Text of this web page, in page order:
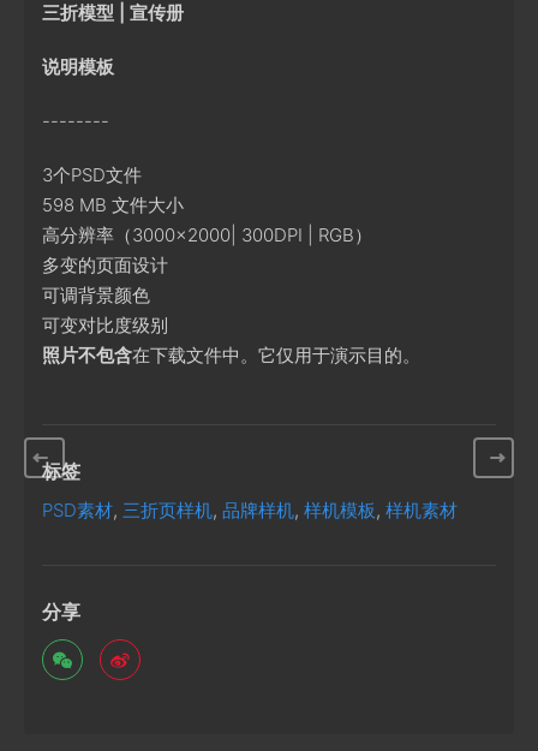
三折模型 | 宣传册
说明模板
--------
3个PSD文件
598 MB 文件大小
高分辨率（3000×2000| 300DPI | RGB）
多变的页面设计
可调背景颜色
可变对比度级别
照片不包含在下载文件中。它仅用于演示目的。
标签
PSD素材, 三折页样机, 品牌样机, 样机模板, 样机素材
分享